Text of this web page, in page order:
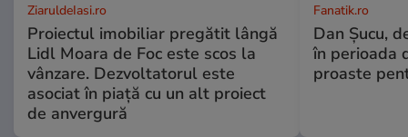
ZiaruldeIasi.ro
Proiectul imobiliar pregătit lângă
Lidl Moara de Foc este scos la
vânzare. Dezvoltatorul este
asociat în piață cu un alt proiect
de anvergură
Fanatik.ro
Dan Şucu,
în perioada
proaste